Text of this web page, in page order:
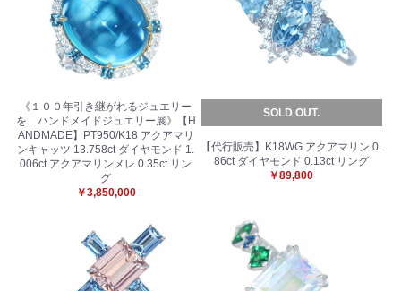
《１００年引き継がれるジュエリー
を ハンドメイドジュエリー展》【H
ANDMADE】PT950/K18 アクアマリ
ンキャッツ 13.758ct ダイヤモンド 1.
006ct アクアマリンメレ 0.35ct リン
グ
￥3,850,000
SOLD OUT.
【代行販売】K18WG アクアマリン 0.
86ct ダイヤモンド 0.13ct リング
￥89,800